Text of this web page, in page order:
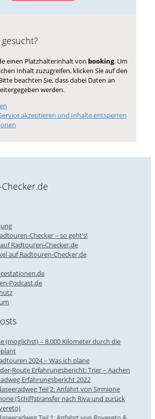
einen Platzhalterinhalt von booking. Um
Inhalt zuzugreifen, klicken Sie auf den
beachten Sie, dass dabei Daten an
werden.
akzeptieren und Inhalte entsperren
Checker – so geht’s!
Radtouren-Checker.de
auf Radtouren-Checker.de
Podcast.de
(möglichst) – 8.000 Kilometer durch die
2024 – Was ich plane
Route Erfahrungsbericht: Trier – Aachen
Erfahrungsbericht 2022
Teil 2: Anfahrt von Sirmione
(Schiffstransfer nach Riva und zurück